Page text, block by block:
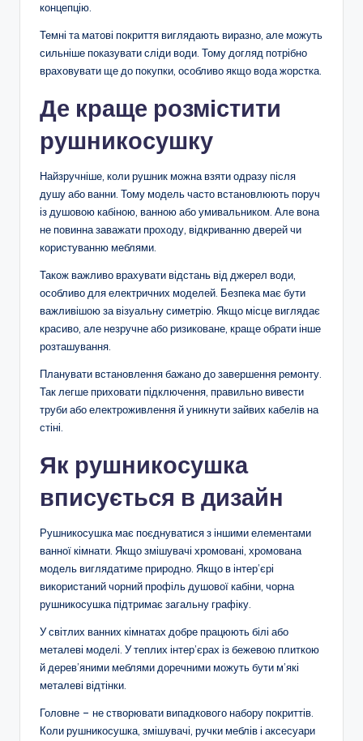
концепцію.
Темні та матові покриття виглядають виразно, але можуть
сильніше показувати сліди води. Тому догляд потрібно
враховувати ще до покупки, особливо якщо вода жорстка.
Де краще розмістити
рушникосушку
Найзручніше, коли рушник можна взяти одразу після
душу або ванни. Тому модель часто встановлюють поруч
із душовою кабіною, ванною або умивальником. Але вона
не повинна заважати проходу, відкриванню дверей чи
користуванню меблями.
Також важливо врахувати відстань від джерел води,
особливо для електричних моделей. Безпека має бути
важливішою за візуальну симетрію. Якщо місце виглядає
красиво, але незручне або ризиковане, краще обрати інше
розташування.
Планувати встановлення бажано до завершення ремонту.
Так легше приховати підключення, правильно вивести
труби або електроживлення й уникнути зайвих кабелів на
стіні.
Як рушникосушка
вписується в дизайн
Рушникосушка має поєднуватися з іншими елементами
ванної кімнати. Якщо змішувачі хромовані, хромована
модель виглядатиме природно. Якщо в інтер’єрі
використаний чорний профіль душової кабіни, чорна
рушникосушка підтримає загальну графіку.
У світлих ванних кімнатах добре працюють білі або
металеві моделі. У теплих інтер’єрах із бежевою плиткою
й дерев’яними меблями доречними можуть бути м’які
металеві відтінки.
Головне – не створювати випадкового набору покриттів.
Коли рушникосушка, змішувачі, ручки меблів і аксесуари